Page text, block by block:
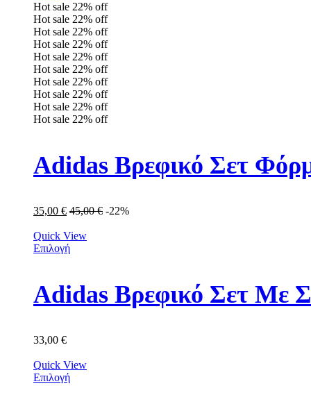
Hot sale 22% off
Hot sale 22% off
Hot sale 22% off
Hot sale 22% off
Hot sale 22% off
Hot sale 22% off
Hot sale 22% off
Hot sale 22% off
Hot sale 22% off
Hot sale 22% off
Adidas Βρεφικό Σετ
35,00 € 45,00€ -22%
Quick View
Επιλογή
Adidas Βρεφικό Σετ Με
33,00 €
Quick View
Επιλογή